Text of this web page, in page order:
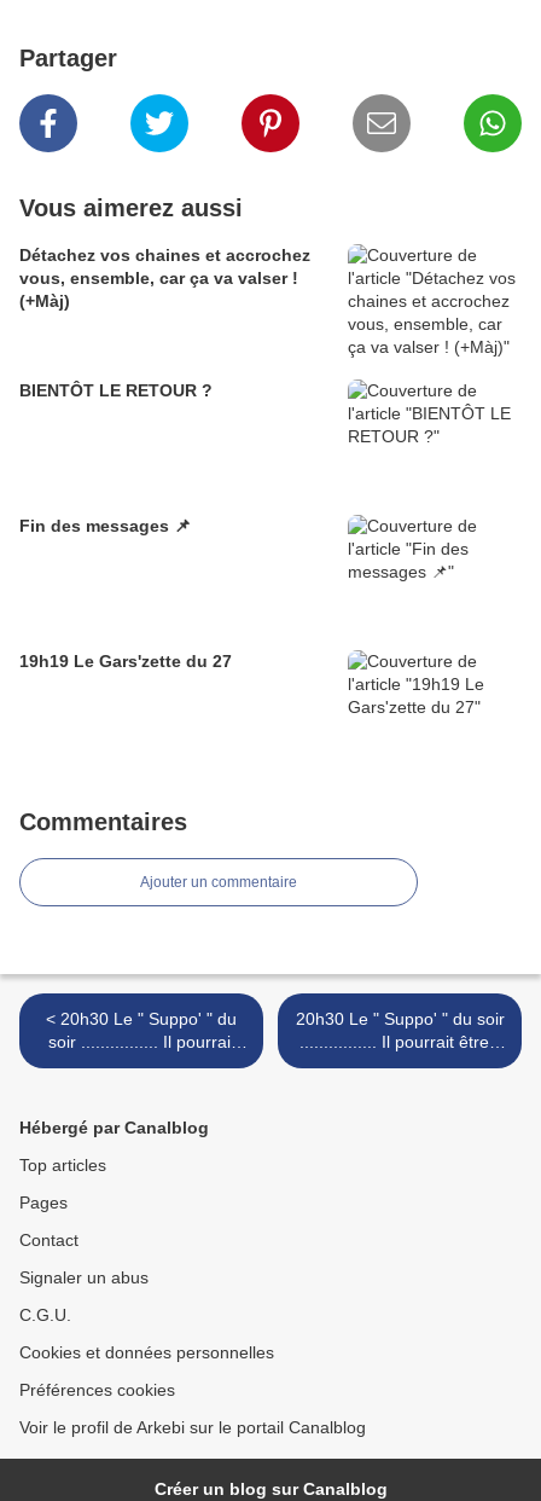
Partager
Vous aimerez aussi
Détachez vos chaines et accrochez
vous, ensemble, car ça va valser !
(+Màj)
BIENTÔT LE RETOUR ?
Fin des messages 📌
19h19 Le Gars'zette du 27
Commentaires
Ajouter un commentaire
< 20h30 Le " Suppo' " du
soir ................ Il pourrait
être " 6h " !
20h30 Le " Suppo' " du soir
................ Il pourrait être "
6h " ! >
Hébergé par Canalblog
Top articles
Pages
Contact
Signaler un abus
C.G.U.
Cookies et données personnelles
Préférences cookies
Voir le profil de Arkebi sur le portail Canalblog
Créer un blog sur Canalblog